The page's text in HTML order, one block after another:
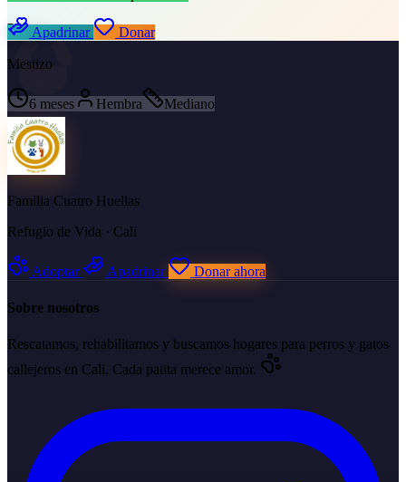
Luna
Mestizo
6 meses Hembra Mediano
Apadrinar Donar
Familia Cuatro Huellas
Refugio de Vida · Cali
Adoptar Apadrinar Donar ahora
Sobre nosotros
Rescatamos, rehabilitamos y buscamos hogares para perros y gatos
callejeros en Cali. Cada patita merece amor.